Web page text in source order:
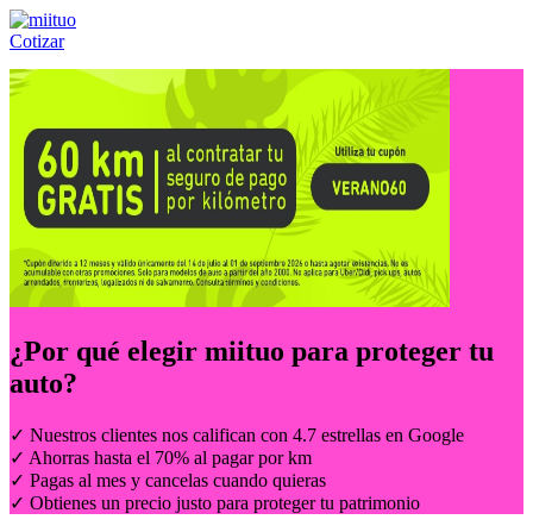
Cotizar
Llámanos al:(55) 84-21-05-00 ó
¿Por qué elegir miituo para proteger tu
auto?
✓ Nuestros clientes nos califican con 4.7 estrellas en Google
✓ Ahorras hasta el 70% al pagar por km
✓ Pagas al mes y cancelas cuando quieras
✓ Obtienes un precio justo para proteger tu patrimonio